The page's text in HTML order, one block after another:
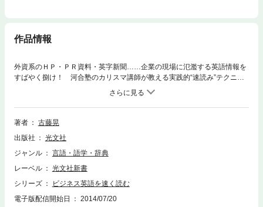
作品情報
外資系のＨＰ・ＰＲ資料・英字新聞……企業の現場に氾濫する英語情報を
すばやく捌け！ 河合塾のカリスマ講師が教える実践的“速読み”テクニッ
著者
古藤晃
出版社
光文社
ジャンル
言語・語学・辞典
レーベル
光文社新書
シリーズ
ビジネス英語を速く読む
電子版配信開始日
2014/07/20